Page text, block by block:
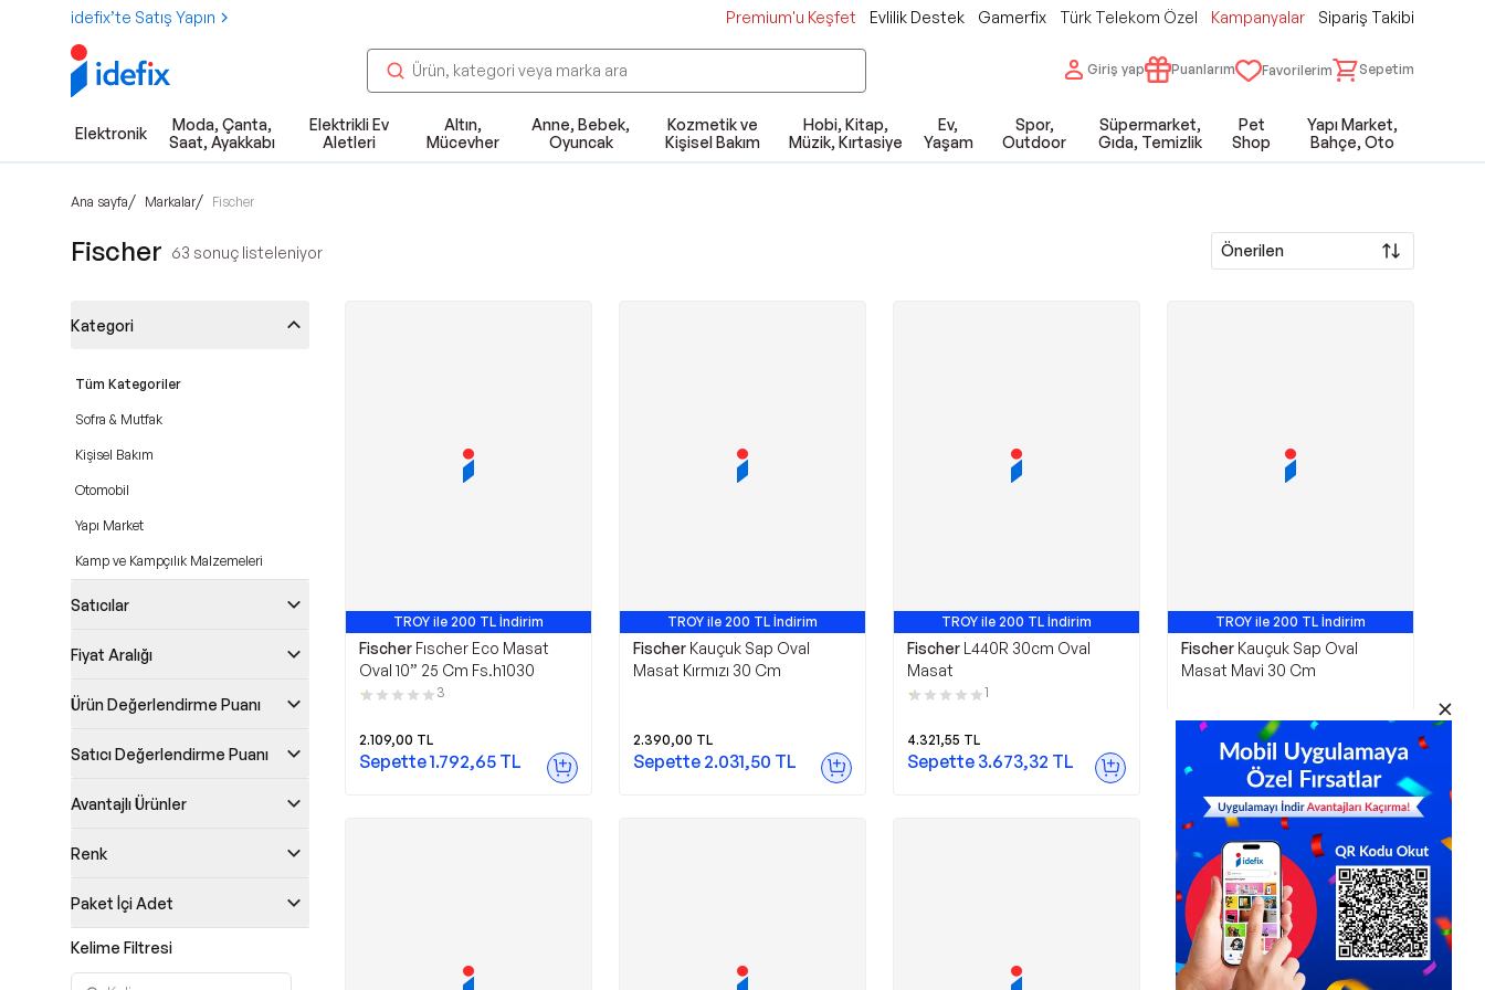
idefix’te Satış Yapın Premium'u Keşfet Evlilik Destek Gamerfix Türk Telekom Özel Kampanyalar Sipariş Takibi
Giriş yap Puanlarım Favorilerim Sepetim
Elektronik
Moda, Çanta,
Saat, Ayakkabı
Elektrikli Ev
Aletleri
Altın,
Mücevher
Anne, Bebek,
Oyuncak
Kozmetik ve
Kişisel Bakım
Hobi, Kitap,
Müzik, Kırtasiye
Ev,
Yaşam
Spor,
Outdoor
Süpermarket,
Gıda, Temizlik
Pet
Shop
Yapı Market,
Bahçe, Oto
Ana sayfa/ Markalar/ Fischer
Fischer 63 sonuç listeleniyor Önerilen
Kategori
Tüm Kategoriler
Sofra & Mutfak
Kişisel Bakım
Otomobil
Yapı Market
Kamp ve Kampçılık Malzemeleri
Satıcılar
Fiyat Aralığı
Ürün Değerlendirme Puanı
Satıcı Değerlendirme Puanı
Avantajlı Ürünler
Renk
Paket İçi Adet
Kelime Filtresi
TROY ile 200 TL İndirim
Fischer Fıscher Eco Masat
Oval 10” 25 Cm Fs.h1030
3
2.109,00 TL
Sepette1.792,65 TL
TROY ile 200 TL İndirim
Fischer Kauçuk Sap Oval
Masat Kırmızı 30 Cm
2.390,00 TL
Sepette 2.031,50 TL
TROY ile 200 TL İndirim
Fischer L440R 30cm Oval
Masat
1
4.321,55 TL
Sepette 3.673,32 TL
TROY ile 200 TL İndirim
Fischer Kauçuk Sap Oval
Masat Mavi 30 Cm
2.390,00 TL
Sepette2.031,50TL